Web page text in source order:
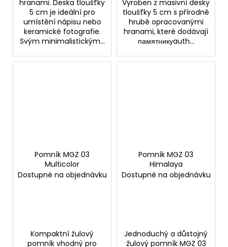
hranami. Deska tloušťky
5 cm je ideální pro
umístění nápisu nebo
keramické fotografie.
Svým minimalistickým...
Vyroben z masivní desky
tloušťky 5 cm s přírodně
hrubě opracovanými
hranami, které dodávají
памятникуauth...
Pomník MGZ 03
Multicolor
Dostupné na objednávku
Kompaktní žulový
pomník vhodný pro
Pomník MGZ 03
Himalaya
Dostupné na objednávku
Jednoduchý a důstojný
žulový pomník MGZ 03